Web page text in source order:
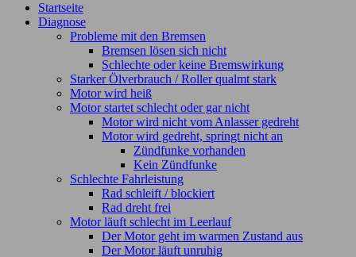
Startseite
Diagnose
Probleme mit den Bremsen
Bremsen lösen sich nicht
Schlechte oder keine Bremswirkung
Starker Ölverbrauch / Roller qualmt stark
Motor wird heiß
Motor startet schlecht oder gar nicht
Motor wird nicht vom Anlasser gedreht
Motor wird gedreht, springt nicht an
Zündfunke vorhanden
Kein Zündfunke
Schlechte Fahrleistung
Rad schleift / blockiert
Rad dreht frei
Motor läuft schlecht im Leerlauf
Der Motor geht im warmen Zustand aus
Der Motor läuft unruhig